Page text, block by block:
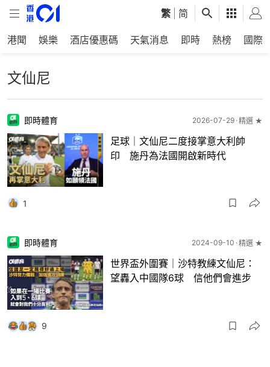
繁 简
港聞 娛樂 酒店優惠碼 天氣消息 即時 熱榜 國際
文仙尼
即時體育 2026-07-29 精選 ★
足球｜文仙尼二度接掌意大利帥
印 施丹為法國開啟新時代
1
即時體育 2024-09-10 精選 ★
世界盃外圍賽｜沙特教練文仙尼：
望轟入中國隊6球 信他們會進步
9